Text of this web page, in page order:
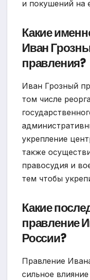
и покушений на
Какие
Иван
правления?
Иван Грозный
том числе
укрепление
также
правосудия и
тем чтобы
Какие
правление
России?
Правление
сильное